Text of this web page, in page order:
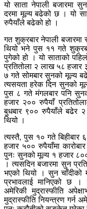
यो साता नेपाली बजारमा
दरमा मूल्य बढेको छ । यो
रुपैयाँले बढेको हो ।
गत शुक्रबार नेपाली
थियो भने पुस ११ गते
पुगेको हो । यो साताको
प्रतितोला २ लाख ५८ हजार
७ गते सोमबार सुनको मूल्य
त्यसयता हरेक दिन सुनको
पुस ८ गते मंगलबार पनि
हजार २०० रुपैयाँ
बुधबार ९०० रुपैयाँले बढेर २
थियो ।
त्यस्तै, पुस १० गते बिहीबार
हजार ५०० रुपैयाँमा
पुनः सुनको मूल्य १ हजार
। त्यसदिन बजारमा सुन
भएको थियो । सुन चाँदीको
प्रभावलाई मानिएको छ ।
अमेरिकी मुद्रास्फीति
मुद्रास्फीति नियन्त्रण गर्न